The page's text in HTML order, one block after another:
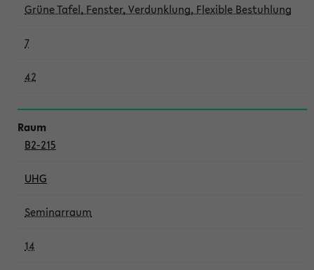
Grüne Tafel, Fenster, Verdunklung, Flexible Bestuhlung
7
42
B2-215
UHG
Seminarraum
14